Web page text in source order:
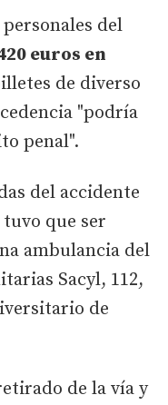
del
euros en
de diverso
"podría
penal".
del accidente
que ser
ambulancia del
Sacyl, 112,
de
de la vía y